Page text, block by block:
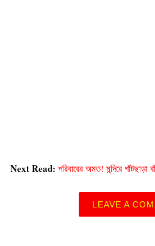
Next Read: পরিবারের অমত! মন্দিরে
LEAVE A